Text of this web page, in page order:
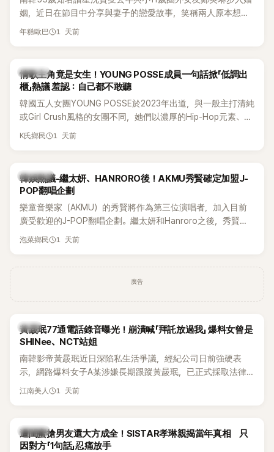
姻，近日在節目中分享與妻子的戀愛故事，笑稱兩人原本想享
受兩人世界，沒想到站在飯店門口時竟被路人認出，還一路替
年糕歐巴 1 天前
K-POP
情歌主角竟是女生！YOUNG POSSE成員一句話掀「低調出
櫃」熱議 羞認：自己都不敢聽
韓國五人女團YOUNG POSSE於2023年出道，與一般主打清純
或Girl Crush風格的女團不同，她們以濃厚的Hip-Hop元素、自
創Rap及成員親自參與創作為特色，MV也融入美式街頭、塗
為第五代女團中極具辨識度的新生代代表之一。
K氏鄉民 1 天前
熱議討論
韓娛熱議-繼太妍、HANRORO後！AKMU秀賢確定加盟J-
POP翻唱企劃
樂童音樂家（AKMU）的秀賢將作為第三位演唱者，加入目前
廣受歡迎的J-POP翻唱企劃。繼太妍和Hanroro之後，秀賢已
獲選為第三首翻唱歌曲的主唱，並於近期完成錄音。
泡菜鄉民 1 天前
廣告
韓星
黃晸珉77通電話錄音曝光！崩潰喊「拜託放過我」 爆料女曾是
SHINee、NCT站姐
南韓影帝黃晸珉近日深陷私生活爭議，經紀公司日前強硬表
示，網路爆料女子A某涉嫌長期跟蹤黃晸珉，已正式採取法律
行動。不過，A並未停止發聲，持續透過社群平台公開爆料，反
的錄音內容，而A也首度承認自己過去曾是SHINee、NCT等偶
像團體的「站姐」，事件持續延燒。
江南美人 1 天前
K-POP
遭閨蜜搶男友還大方成全！SISTAR孝琳親揭當年真相 只
因對方「1句話」忍痛放手